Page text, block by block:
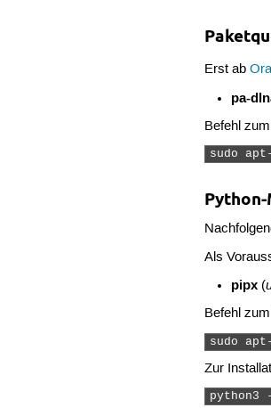
Erst ab
pa-
Befehl
sudo
Als
pipx(
Befehl
sudo
Zur